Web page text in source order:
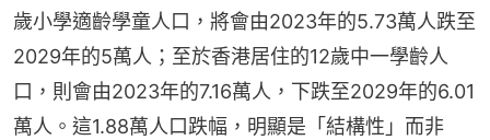
歲小學適齡學童人口，將會由2023年的5.73萬人跌至
2029年的5萬人；至於香港居住的12歲中一學齡人
口，則會由2023年的7.16萬人，下跌至2029年的6.01
萬人。這1.88萬人口跌幅，明顯是「結構性」而非